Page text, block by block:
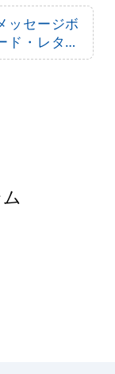
ッセージボ
ド・レター
ード